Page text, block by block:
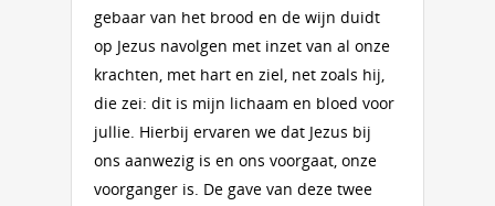
gebaar van het brood en de wijn duidt
op Jezus navolgen met inzet van al onze
krachten, met hart en ziel, net zoals hij,
die zei: dit is mijn lichaam en bloed voor
jullie. Hierbij ervaren we dat Jezus bij
ons aanwezig is en ons voorgaat, onze
voorganger is. De gave van deze twee